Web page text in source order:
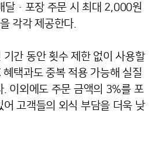
달·포장 주문 시 최대 2,000원
각각 제공한다.
간 동안 횟수 제한 없이 사용할
택과도 중복 적용 가능해 실질
. 이외에도 주문 금액의 3%를 포
고객들의 외식 부담을 더욱 낮